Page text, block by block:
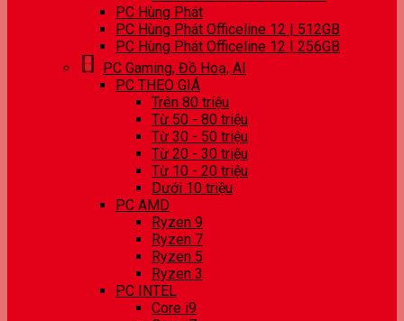
PC Hùng Phát
PC Hùng Phát Officeline 12 | 512GB
PC Hùng Phát Officeline 12 | 256GB
PC Gaming, Đồ Hoạ, AI
PC THEO GIÁ
Trên 80 triệu
Từ 50 - 80 triệu
Từ 30 - 50 triệu
Từ 20 - 30 triệu
Từ 10 - 20 triệu
Dưới 10 triệu
PC AMD
Ryzen 9
Ryzen 7
Ryzen 5
Ryzen 3
PC INTEL
Core i9